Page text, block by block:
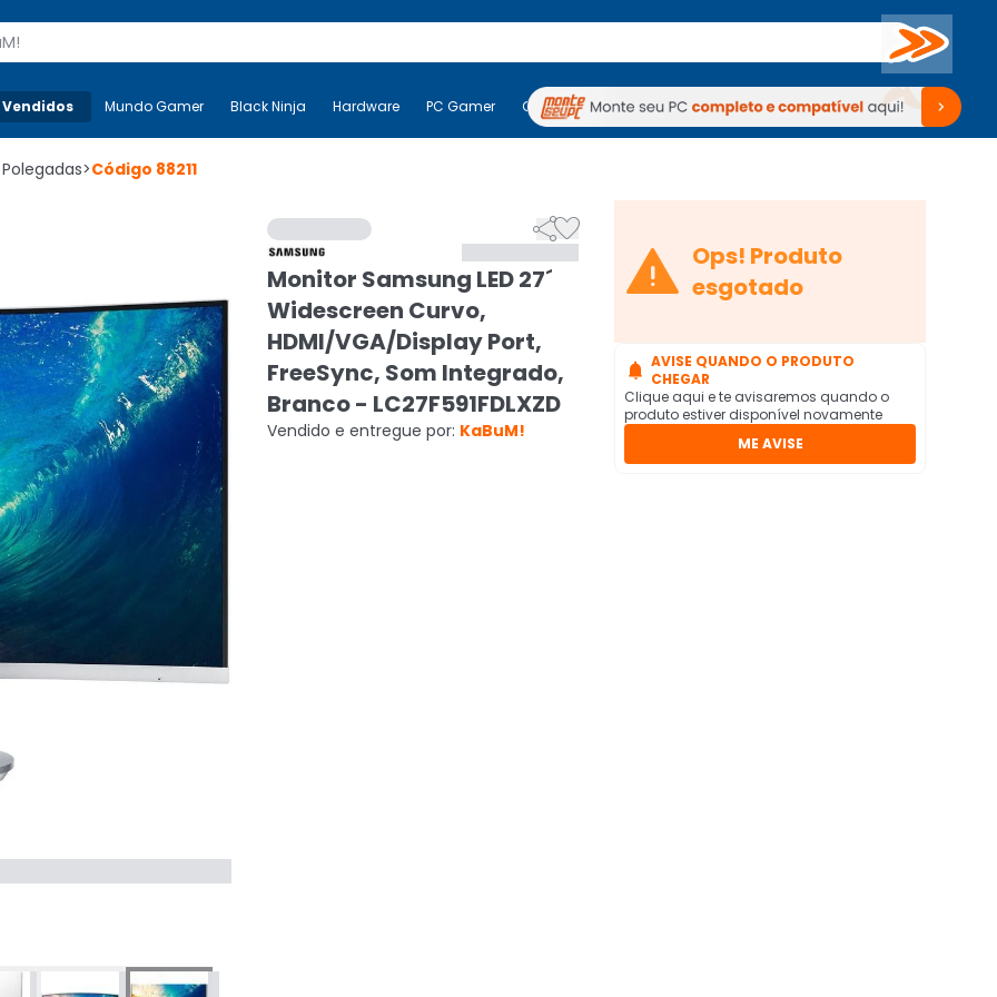
Buscar
Mais-v- Mundo Gamer Black Ninja Hardware PC Gamer Computadores Periféricos TV Venda no KaBuM!
Mundo Gamer Black Ninja Hardware PC Gamer Computadores Periféricos TV Venda no KaBuM!
>Código 88211

Monitor Samsung LED 27´
Widescreen Curvo,
HDMI/VGA/Display Port,
FreeSync, Som Integrado,
Branco - LC27F591FDLXZD
Vendido e entregue por: KaBuM!
 Ops! Produto
esgotado
 AVISE QUANDO O PRODUTO
CHEGAR
Clique aqui e te avisaremos quando o
produto estiver disponível novamente
ME AVISE